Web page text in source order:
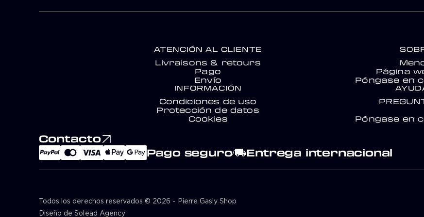
ATENCIÓN AL CLIENTE
Livraisons & retours
Pago
Envío
Página
Póngase en
INFORMACIÓN
Condiciones de uso
Protección de datos
Cookies
Póngase en
Contacto
Pago seguro/local_shippingEntrega internacional
Todos los derechos reservados © 2026 - Pierre Gasly Shop
Diseño de Solead Agency